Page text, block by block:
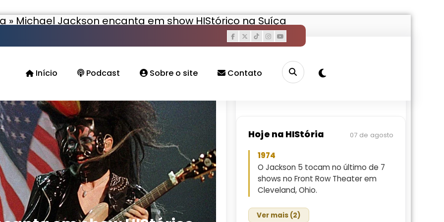
Início
Podcast Sobre o site Contato
» Michael Jackson encanta em show HIStórico na Suíça
Hoje na HIStória 07 de agosto
1974
O Jackson 5 tocam no último de 7
shows no Front Row Theater em
Cleveland, Ohio.
Ver mais (2)